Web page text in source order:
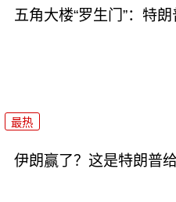
五角大楼“罗生门”：特
最热
伊朗赢了？这是特朗普